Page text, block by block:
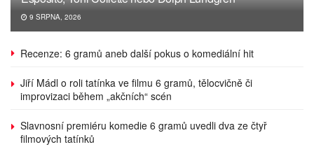
9 SRPNA, 2026
Recenze: 6 gramů aneb další pokus o komediální hit
Jiří Mádl o roli tatínka ve filmu 6 gramů, tělocvičně či
improvizaci během „akčních“ scén
Slavnosní premiéru komedie 6 gramů uvedli dva ze čtyř
filmových tatínků